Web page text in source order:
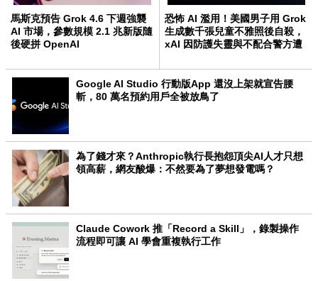
馬斯克預告 Grok 4.6 下週強襲
AI 市場，參數規模 2.1 兆新版隨
後硬拼 OpenAI
恐怖 AI 濫用！美國男子用 Grok
生成數千張兒童不雅照後自殺，
xAI 因防護失靈與不配合警方遭
Google AI Studio 行動版App 還沒上架就宣告腰
斬，80 萬名預約用戶全被放鳥了
為了錢才來？Anthropic執行長抱怨頂尖AI人才只想
領高薪，網友酸爆：不然要為了夢想發電嗎？
Claude Cowork 推「Record a Skill」，錄製操作
流程即可讓 AI 學會重複執行工作